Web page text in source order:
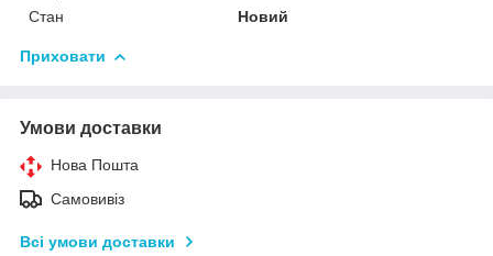
Стан
Новий
Приховати
Умови доставки
Нова Пошта
Самовивіз
Всі умови доставки